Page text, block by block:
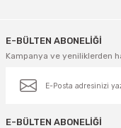
E-BÜLTEN ABONELİĞİ
Kampanya ve yeniliklerden
E-BÜLTEN ABONELİĞİ